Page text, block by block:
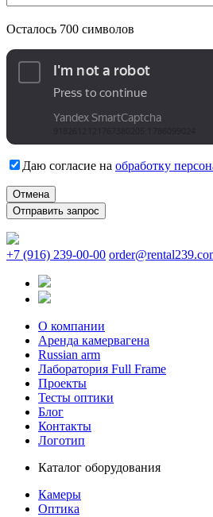
Осталось 700 символов
Даю согласие на обработку
Отмена
+7 (916) 239-00-00
О компании
Аренда камервагена
Russian arm
Лаборатория Full Frame
Проекты
Тесты оптики
Блог
Контакты
Логотип
Каталог оборудования
Камеры
Оптика